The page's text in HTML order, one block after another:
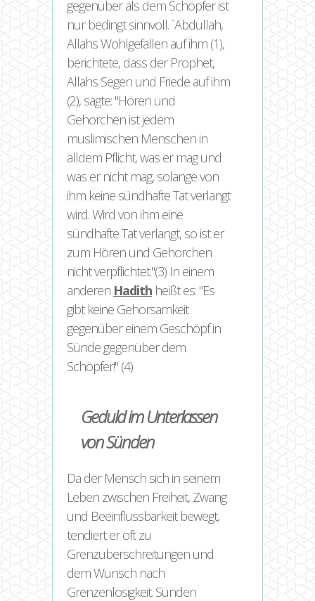
gegenüber als dem Schöpfer ist
nur bedingt sinnvoll. `Abdullah,
Allahs Wohlgefallen auf ihm (1),
berichtete, dass der Prophet,
Allahs Segen und Friede auf ihm
(2), sagte: Hören und
Gehorchen ist jedem
muslimischen Menschen in
alldem Pflicht, was er mag und
was er nicht mag, solange von
ihm keine sündhafte Tat verlangt
wird. Wird von ihm eine
sündhafte Tat verlangt, so ist er
zum Hören und Gehorchen
nicht verpflichtet. (3) In einem
anderen Hadith heißt es: Es
gibt keine Gehorsamkeit
gegenüber einem Geschöpf in
Sünde gegenüber dem
Schöpfer! (4)
Geduld im Unterlassen
von Sünden
Da der Mensch sich in seinem
Leben zwischen Freiheit, Zwang
und Beeinflussbarkeit bewegt,
tendiert er oft zu
Grenzüberschreitungen und
dem Wunsch nach
Grenzenlosigkeit. Sünden